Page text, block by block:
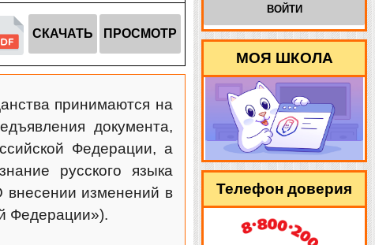
СКАЧАТЬ ПРОСМОТР
принимаются на
документа,
Федерации, а
русского языка
изменений в
Федерации»).
ВОЙТИ
МОЯ ШКОЛА
Телефон доверия